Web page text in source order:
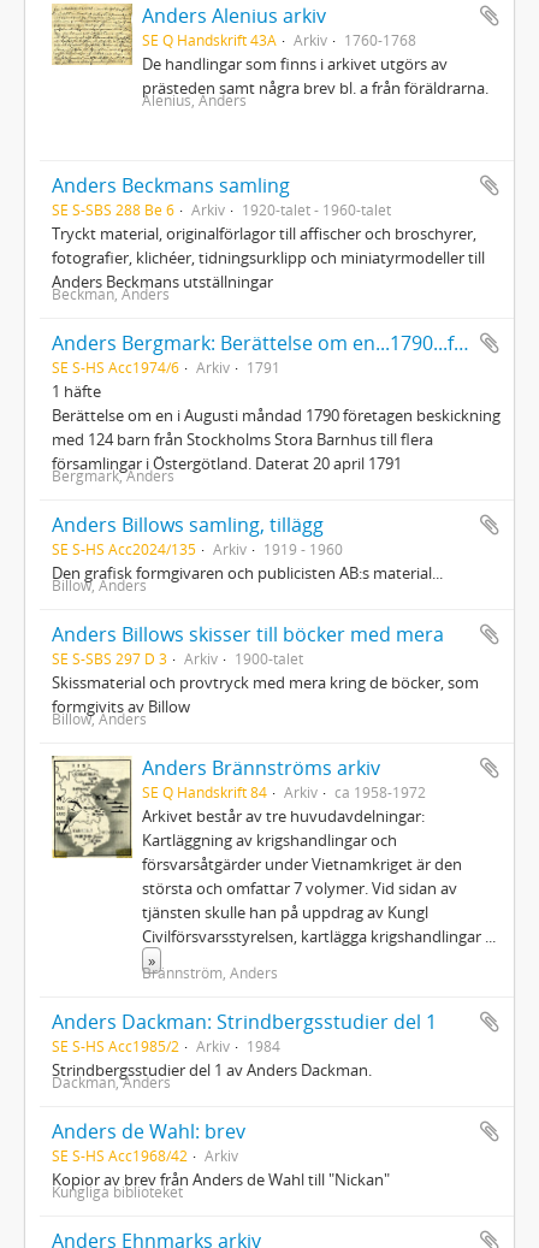
Anders Alenius arkiv
SE Q Handskrift 43A Arkiv 1760-1768
De handlingar som finns i arkivet utgörs av
prästeden samt några brev bl. a från föräldrarna.
Alenius, Anders
Anders Beckmans samling
SE S-SBS 288 Be 6 Arkiv 1920-talet - 1960-talet
Tryckt material, originalförlagor till affischer och broschyrer,
fotografier, klichéer, tidningsurklipp och miniatyrmodeller till
Anders Beckmans utställningar
Beckman, Anders
Anders Bergmark: Berättelse om en...1790...företagen beskickning med 124 barn från Stockholms stora barnhus...
SE S-HS Acc1974/6 Arkiv 1791
1 häfte
Berättelse om en i Augusti måndad 1790 företagen beskickning
med 124 barn från Stockholms Stora Barnhus till flera
församlingar i Östergötland. Daterat 20 april 1791
Bergmark, Anders
Anders Billows samling, tillägg
SE S-HS Acc2024/135 Arkiv 1919 - 1960
Den grafisk formgivaren och publicisten AB:s material...
Billow, Anders
Anders Billows skisser till böcker med mera
SE S-SBS 297 D 3 Arkiv 1900-talet
Skissmaterial och provtryck med mera kring de böcker, som
formgivits av Billow
Billow, Anders
Anders Brännströms arkiv
SE Q Handskrift 84 Arkiv ca 1958-1972
Arkivet består av tre huvudavdelningar:
Kartläggning av krigshandlingar och
försvarsåtgärder under Vietnamkriget är den
största och omfattar 7 volymer. Vid sidan av
tjänsten skulle han på uppdrag av Kungl
Civilförsvarsstyrelsen, kartlägga krigshandlingar
»
Brännström, Anders
Anders Dackman: Strindbergsstudier del 1
SE S-HS Acc1985/2 Arkiv 1984
Strindbergsstudier del 1 av Anders Dackman.
Dackman, Anders
Anders de Wahl: brev
SE S-HS Acc1968/42 Arkiv
Kopior av brev från Anders de Wahl till "Nickan"
Kungliga biblioteket
Anders Ehnmarks arkiv